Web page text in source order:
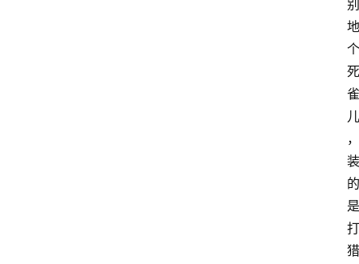
别
地
个
死
雀
儿
，
装
的
是
打
猎